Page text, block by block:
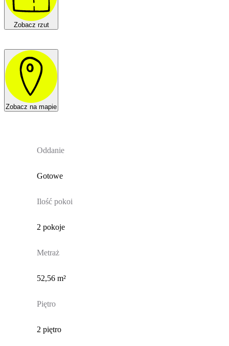
Zobacz rzut
Zobacz na mapie
Oddanie
Gotowe
Ilość pokoi
2 pokoje
Metraż
52,56 m²
Piętro
2 piętro